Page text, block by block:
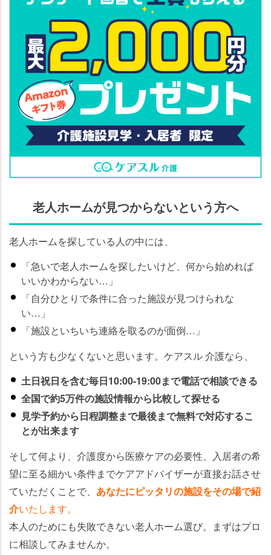
老人ホームが見つからないという方へ
老人ホームを探している人の中には、
「急いで老人ホームを探したいけど、何から始めれば
いいかわからない…」
「自分ひとりで条件に合った施設が見つけられな
い…」
「施設といちいち連絡を取るのが面倒…」
という方も少なくないと思います。ケアスル 介護なら、
土日祝日を含む毎日10:00-19:00まで電話で相談できる
全国で約5万件の施設情報から比較して探せる
見学予約から日程調整まで最後まで無料で対応するこ
とが出来ます
そして何より、介護度から医療ケアの必要性、入居者の希
望に至る細かい条件までケアアドバイザーが直接お話させ
ていただくことで、 あなたにピッタリの施設をその場で紹
介いたします。
本人のためにも失敗できない老人ホーム選び。まずはプロ
に相談してみませんか。